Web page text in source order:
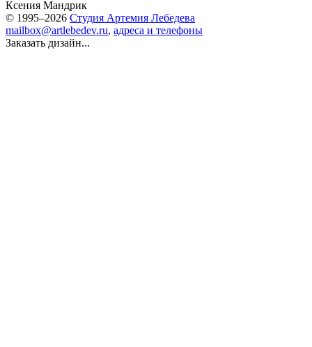
Ксения Мандрик
© 1995–2026 Студия Артемия Лебедева
mailbox@artlebedev.ru, адреса и телефоны
Заказать дизайн...